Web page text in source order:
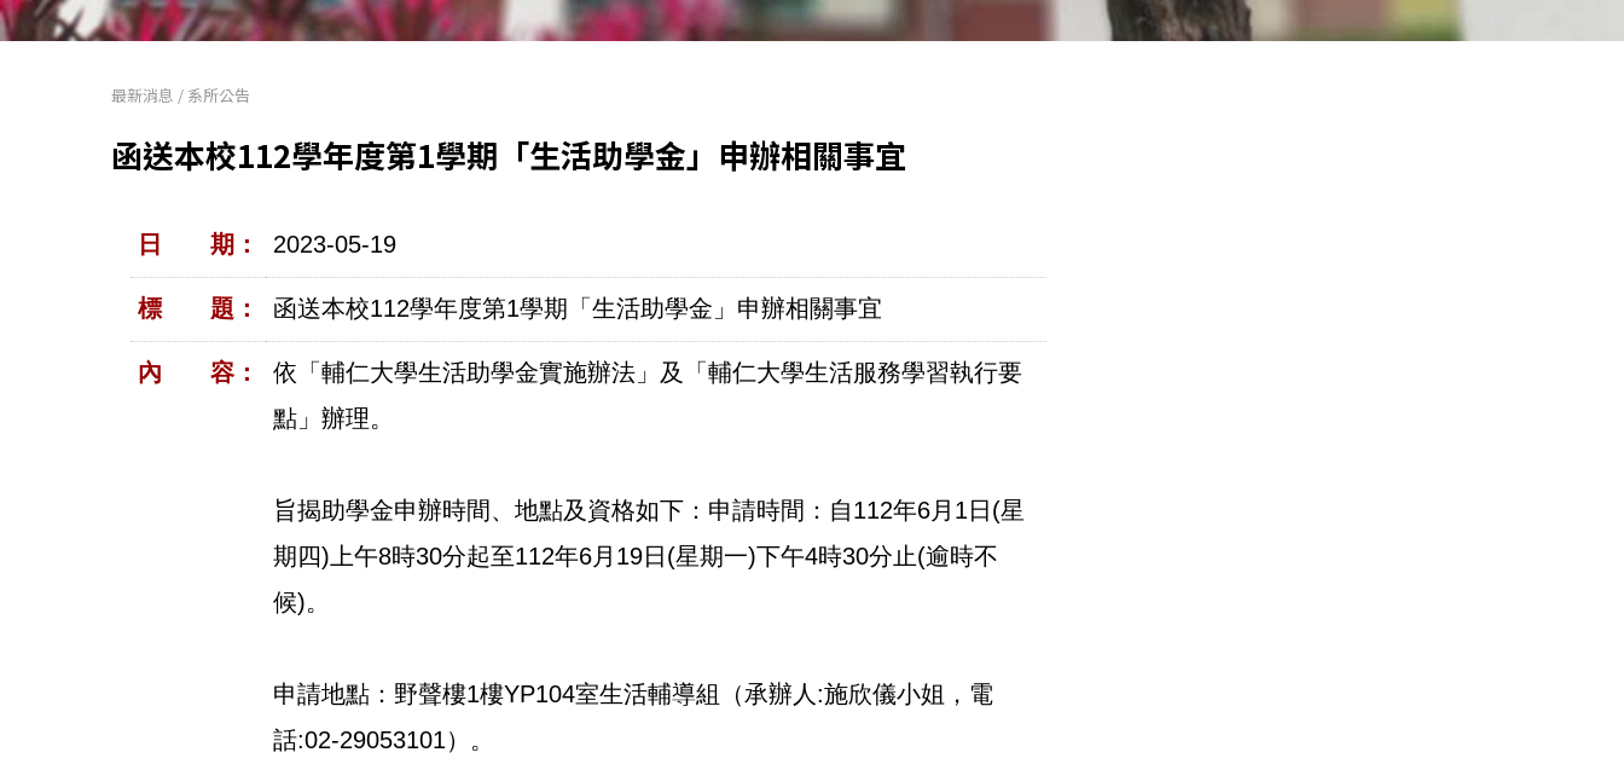
最新消息 / 系所公告
函送本校112學年度第1學期「生活助學金」申辦相關事宜
日 期： 2023-05-19
標 題： 函送本校112學年度第1學期「生活助學金」申辦相關事宜
內 容：
依「輔仁大學生活助學金實施辦法」及「輔仁大學生活服務學習執行要
點」辦理。
旨揭助學金申辦時間、地點及資格如下：申請時間：自112年6月1日(星
期四)上午8時30分起至112年6月19日(星期一)下午4時30分止(逾時不
候)。
申請地點：野聲樓1樓YP104室生活輔導組（承辦人:施欣儀小姐，電
話:02-29053101）。